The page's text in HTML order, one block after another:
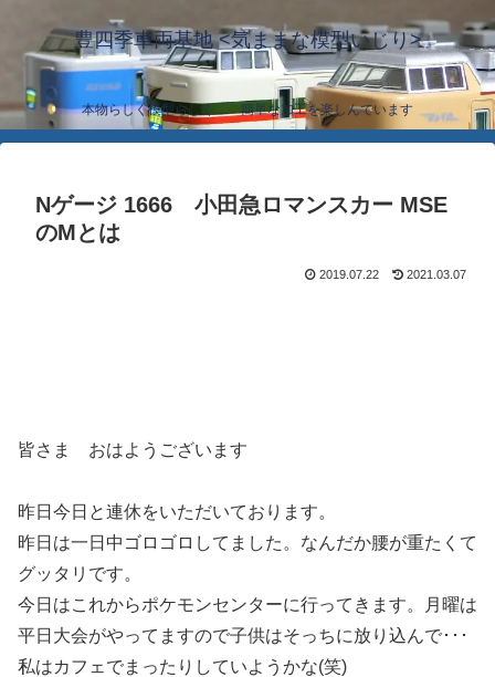
豊四季車両基地 <気ままな模型いじり>
本物らしく模型らしく… 簡単な加工を楽しんでいます
Nゲージ 1666 小田急ロマンスカー MSE
のMとは
2019.07.22 2021.03.07
皆さま おはようございます
昨日今日と連休をいただいております。
昨日は一日中ゴロゴロしてました。なんだか腰が重たくて
グッタリです。
今日はこれからポケモンセンターに行ってきます。月曜は
平日大会がやってますので子供はそっちに放り込んで･･･
私はカフェでまったりしていようかな(笑)